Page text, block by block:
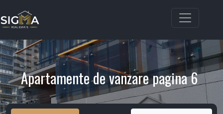
Apartamente de vanzare pagina 6